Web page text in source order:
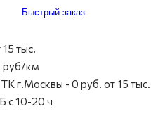
Быстрый заказ
тыс.
км
г.Москвы - 0 руб. от 15 тыс.
с 10-20 ч